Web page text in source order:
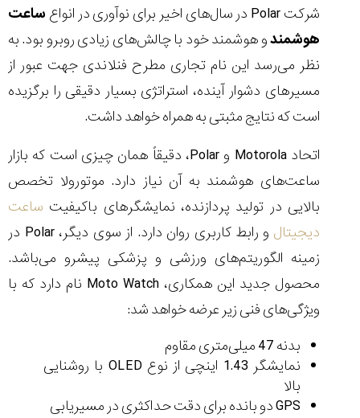
شرکت Polar در سال‌های اخیر برای نوآوری در انواع
ساعت
هوشمندو هوشمند خود با چالش‌های زیادی روبرو بود. به
نظر می‌رسد این نام تجاری مطرح فنلاندی جهت عبور از
مسیرهای دشوار آینده، استراتژی بسیار دقیقی را برگزیده
است که نتایج مثبتی به همراه خواهد داشت.
اتحاد Motorola و Polar، دقیقاً همان چیزی است که بازار
ساعت‌های هوشمند به آن نیاز دارد. موتورولا تخصص
بالایی در تولید پردازنده، نمایشگرهای باکیفیت ساعت
دیجیتال
و رابط کاربری روان دارد. از سوی دیگر، Polar در
زمینه الگوریتم‌های ورزشی و پزشکی پیشرو می‌باشد.
محصول جدید این همکاری، Moto Watch نام دارد که با
ویژگی‌های فنی زیر عرضه خواهد شد:
بدنه 47 میلی‌متری مقاوم
نمایشگر 1.43 اینچی از نوع OLED با روشنایی
بالا
GPS دو بانده برای دقت حداکثری در مسیریابی
هوشمند؛...
پشت‌صحنه
ساخت ساعت‌های
کاور؛ بازدید ایران
تایمر از کارخانه
Cover Watches
کورناوین
(Cornavin)؛
گفت‌وگوی
اختصاصی با مدیر
برند ساعت
سوئیسی در دفتر
مرکزی سوئیس
مراسم تقدیر از
فعالان منتخب
صنف ساعت